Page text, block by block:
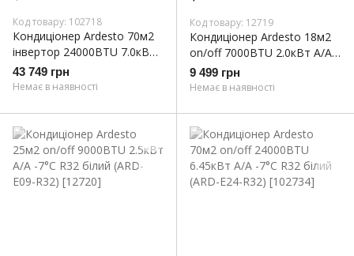
Код товару: 102718
Кондиціонер Ardesto 70м2
інвертор 24000BTU 7.0кВт
A++/A+ -20°С Wi-Fi R32
білий (ACM-24ERP-R32-WF-
43 749 грн
Немає в наявності
Код товару: 12719
Кондиціонер Ardesto 18м2
on/off 7000BTU 2.0кВт A/A
-7°С R32 білий (ARD-E07-
R32)
9 499 грн
Немає в наявності